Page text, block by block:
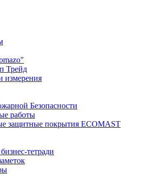
Трейд
измерения
Безопасности
работы
защитные покрытия ECOMAST
тетради